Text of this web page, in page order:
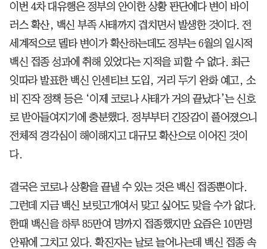
이번 4차 대유행은 정부의 안이한 상황 판단에다 변이 바이
러스 확산, 백신 부족 사태까지 겹치면서 발생한 것이다. 전
세계적으로 델타 변이가 확산하는데도 정부는 6월의 일시적
백신 접종 성과에 취해 있었다는 지적을 피할 수 없다. 최근
잇따라 발표한 백신 인센티브 도입, 거리 두기 완화 예고, 소
비 진작 정책 등은 ‘이제 코로나 사태가 거의 끝났다’는 신호
로 받아들여지기에 충분했다. 정부부터 긴장감이 풀어졌으니
전체적 경각심이 해이해지고 대규모 확산으로 이어진 것이
다.
결국은 코로나 상황을 끝낼 수 있는 것은 백신 접종뿐이다.
그런데 지금 백신 보릿고개여서 맞고 싶어도 맞을 수가 없다.
한때 백신을 하루 85만여 명까지 접종했지만 요즘은 10만명
안팎에 그치고 있다. 확진자는 날로 늘어나는데 백신 접종 속